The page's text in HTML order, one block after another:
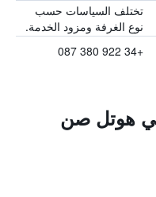
تختلف السياسات حسب
نوع الغرفة ومزود الخدمة.
+34 922 380 087
في هوتل صن